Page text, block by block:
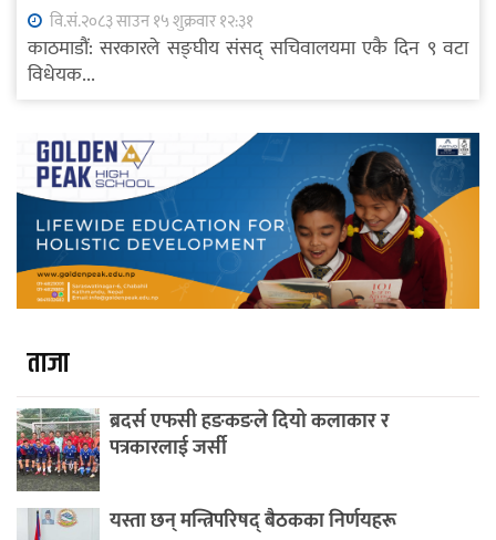
वि.सं.२०८३ साउन १५ शुक्रवार १२:३१
काठमाडौं: सरकारले सङ्घीय संसद् सचिवालयमा एकै दिन ९ वटा
विधेयक...
ताजा
ब्रदर्स एफसी हङकङले दियो कलाकार र
पत्रकारलाई जर्सी
यस्ता छन् मन्त्रिपरिषद् बैठकका निर्णयहरू